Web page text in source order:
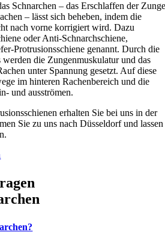
Schnarchen – das Erschlaffen der
– lässt sich beheben, indem die
nach vorne korrigiert wird. Dazu
oder Anti-Schnarchschiene,
Protrusionsschiene genannt. Durch die
die Zungenmuskulatur und das
unter Spannung gesetzt. Auf diese
im hinteren Rachenbereich und die
und ausströmen.
erhalten Sie bei uns in der
Sie zu uns nach Düsseldorf und lassen